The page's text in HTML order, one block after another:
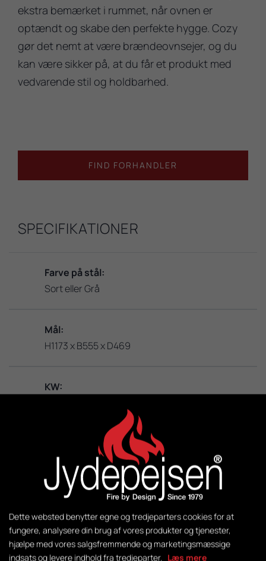
ekstra bemærket i rummet, når ovnen er
optændt og skabe den perfekte hygge. Cozy
gør det nemt at være brændeovnsejer, og du
kan være sikker på, at du får et produkt med
vedvarende stil og holdbarhed.
FIND FORHANDLER
SPECIFIKATIONER
Farve på stål:
Sort eller Grå
Mål:
H1173 x B555 x D469
KW:
50-140
Vægt:
281 kg
Styring:
Dette websted benytter egne og tredjeparters cookies for at
fungere, analysere din brug af vores produkter og tjenester,
hjælpe med vores salgsfremmende og marketingsmæssige
indsats og levere indhold fra tredjeparter. Læs mere